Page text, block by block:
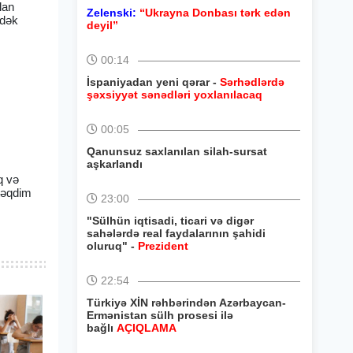
və
Zelenski: “Ukrayna Donbası tərk edən
deyil”
00:14
İspaniyadan yeni qərar - Sərhədlərdə
şəxsiyyət sənədləri yoxlanılacaq
00:05
Qanunsuz saxlanılan silah-sursat
aşkarlandı
23:00
"Sülhün iqtisadi, ticari və digər
sahələrdə real faydalarının şahidi
oluruq" - Prezident
22:54
Türkiyə XİN rəhbərindən Azərbaycan-
Ermənistan sülh prosesi ilə
bağlı AÇIQLAMA